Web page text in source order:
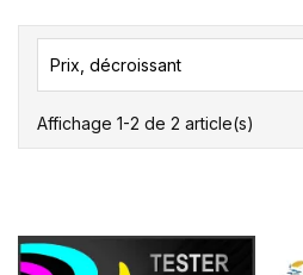
Prix, décroissant
Affichage 1-2 de 2 article(s)